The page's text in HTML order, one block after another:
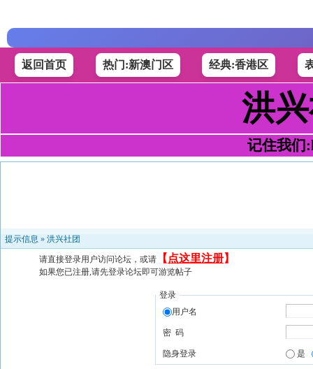
返回首页 热门:新澳门区 经典:香港区
洪
记住我们
提示信息 » 洪兴社团
请直接登录用户访问论坛，或请 【 点这里注册】
如果您已注册,请先登录论坛即可游览帖子
登录
用户名
密 码
隐身登录 是